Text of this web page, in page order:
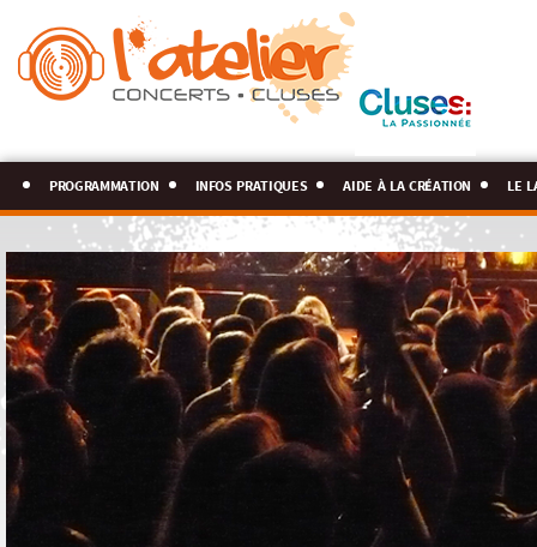
programmation infos pratiques aide à la création le